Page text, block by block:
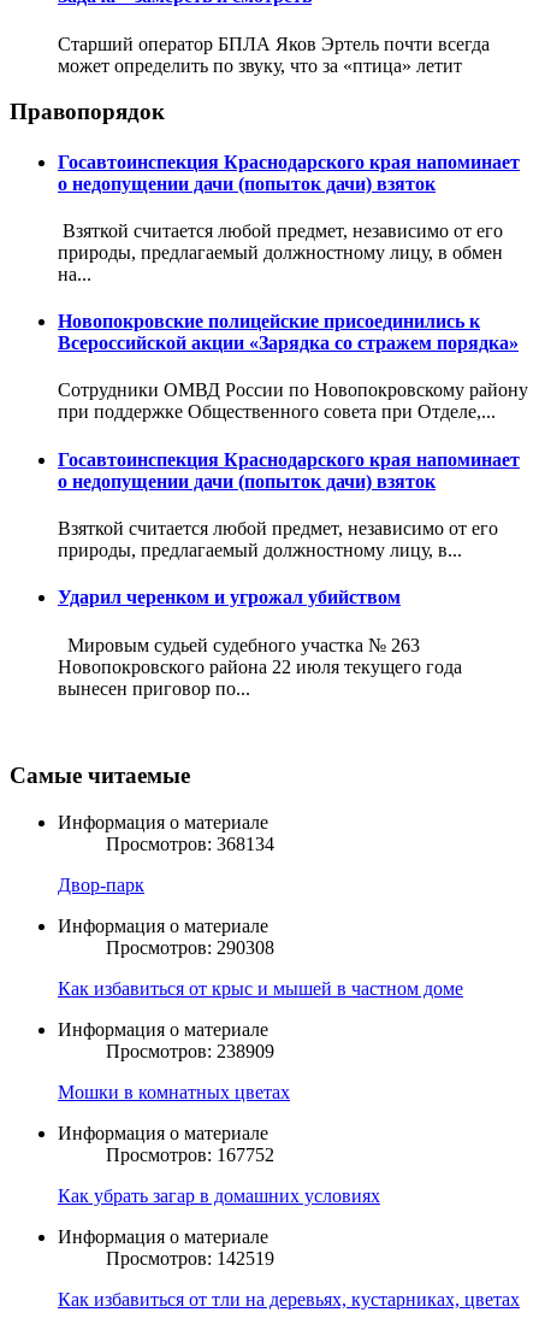
Старший оператор БПЛА Яков Эртель почти всегда
может определить по звуку, что за «птица» летит
Правопорядок
Госавтоинспекция Краснодарского края напоминает
о недопущении дачи (попыток дачи) взяток
Взяткой считается любой предмет, независимо от его
природы, предлагаемый должностному лицу, в обмен
на...
Новопокровские полицейские присоединились к
Всероссийской акции «Зарядка со стражем порядка»
Сотрудники ОМВД России по Новопокровскому району
при поддержке Общественного совета при Отделе,...
Госавтоинспекция Краснодарского края напоминает
о недопущении дачи (попыток дачи) взяток
Взяткой считается любой предмет, независимо от его
природы, предлагаемый должностному лицу, в...
Ударил черенком и угрожал убийством
Мировым судьей судебного участка № 263
Новопокровского района 22 июля текущего года
вынесен приговор по...
Самые читаемые
Информация о материале
Просмотров: 368134
Двор-парк
Информация о материале
Просмотров: 290308
Как избавиться от крыс и мышей в частном доме
Информация о материале
Просмотров: 238909
Мошки в комнатных цветах
Информация о материале
Просмотров: 167752
Как убрать загар в домашних условиях
Информация о материале
Просмотров: 142519
Как избавиться от тли на деревьях, кустарниках, цветах